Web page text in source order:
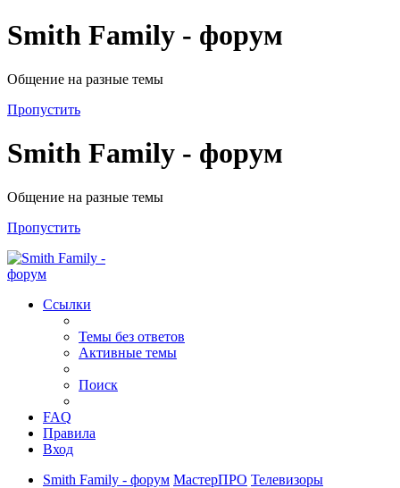
Smith Family - форум
Общение на разные темы
Пропустить
Smith Family - форум
Общение на разные темы
Пропустить
Ссылки
Темы без ответов
Активные темы
Поиск
FAQ
Правила
Вход
Smith Family - форум МастерПРО Телевизоры